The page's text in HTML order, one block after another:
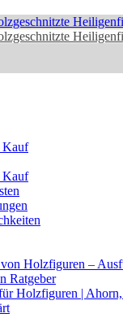
Kauf
Kauf
Holzfiguren –
Ratgeber
Holzfiguren |